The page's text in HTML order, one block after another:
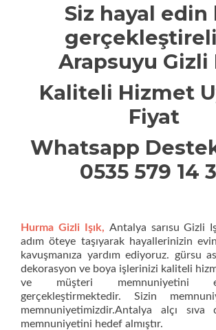
Siz hayal edin
Arapsuyu Gizli
Kaliteli Hizmet
Fiyat
Whatsapp
0535 579 14
Hurma Gizli Işık, Antalya sarısu Gizli
adım öteye taşıyarak hayallerinizin
kavuşmanıza yardım ediyoruz. gürsu
dekorasyon ve boya işlerinizi kaliteli
ve müşteri memnuniyetini
gerçekleştirmektedir. Sizin
memnuniyetimizdir.Antalya alçı sıva
memnuniyetini hedef almıştır.